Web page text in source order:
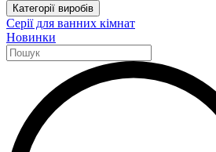
Категорії виробів
Серії для ванних кімнат
Новинки